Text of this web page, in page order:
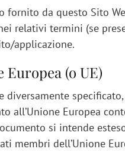
fornito da questo Sito
relativi termini (se
applicazione.
Europea (o UE)
diversamente
all’Unione Europea
si intende
membri dell’Unione